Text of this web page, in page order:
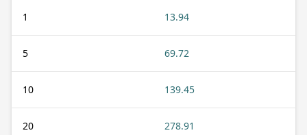
1 13.94
5 69.72
10 139.45
20 278.91